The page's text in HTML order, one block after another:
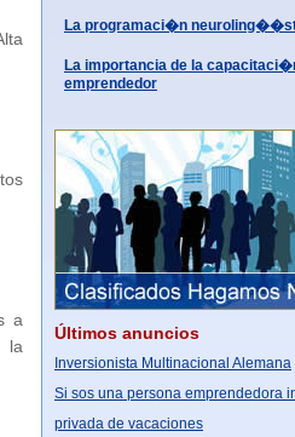
a
la
La programaci�n
La importancia de la
emprendedor
Últimos anuncios
Inversionista Multinacional Alemana
Si sos una persona emprendedora
privada de vacaciones